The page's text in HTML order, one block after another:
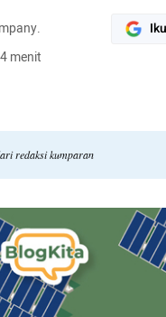
menit
redaksi kumparan